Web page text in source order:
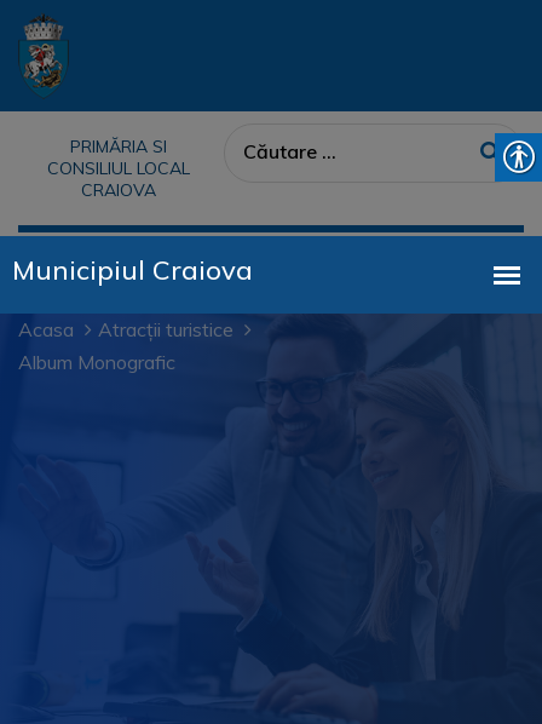
PRIMĂRIA SI
CONSILIUL LOCAL
CRAIOVA
Acasa
Atracții turistice
Album Monografic